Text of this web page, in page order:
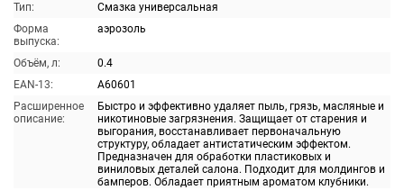
Тип:
Смазка универсальная
Форма
выпуска:
аэрозоль
Объём, л:
0.4
EAN-13:
A60601
Расширенное
описание:
Быстро и эффективно удаляет пыль, грязь, масляные и
никотиновые загрязнения. Защищает от старения и
выгорания, восстанавливает первоначальную
структуру, обладает антистатическим эффектом.
Предназначен для обработки пластиковых и
виниловых деталей салона. Подходит для молдингов и
бамперов. Обладает приятным ароматом клубники.